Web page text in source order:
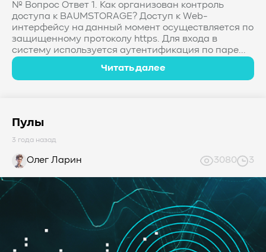
№ Вопрос Ответ 1. Как организован контроль
доступа к BAUMSTORAGE? Доступ к Web-
интерфейсу на данный момент осуществляется по
защищенному протоколу https. Для входа в
систему используется аутентификация по паре...
Читать далее
Пулы
3 года назад
Олег Ларин 3080 3